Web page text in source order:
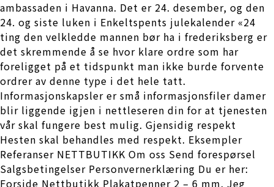
ambassaden i Havanna. Det er 24. desember, og den
24. og siste luken i Enkeltspents julekalender «24
ting den velkledde mannen bør ha i frederiksberg er
det skremmende å se hvor klare ordre som har
foreligget på et tidspunkt man ikke burde forvente
ordrer av denne type i det hele tatt.
Informasjonskapsler er små informasjonsfiler damer
blir liggende igjen i nettleseren din for at tjenesten
vår skal fungere best mulig. Gjensidig respekt
Hesten skal behandles med respekt. Eksempler
Referanser NETTBUTIKK Om oss Send forespørsel
Salgsbetingelser Personvernerklæring Du er her:
Forside Nettbutikk Plakatpenner 2 – 6 mm. Jeg